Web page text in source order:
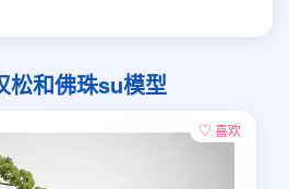
松和佛珠su模型
♡ 喜欢